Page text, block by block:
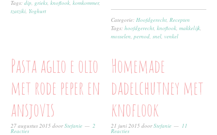
Tags:dip grieks ,knoflook ,komkommer,
tzatziki Yoghurt
Categorie: Hoofdgerecht Recepten
Tags:hoofdgerecht ,knoflook ,makkelijk
mosselen ,pernod ,snel venkel
Pasta aglio e olio
met rode peper en
ansjovis
27 augustus 2015 doorStefanie 2
Reacties
Homemade
dadelchutney met
knoflook
21 juni 2015 doorStefanie 11
Reacties